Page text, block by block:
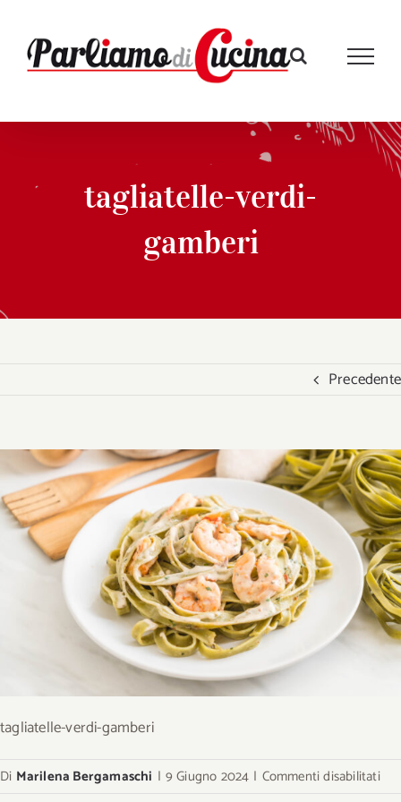
contenuto
tagliatelle-verdi-
gamberi
Precedente
tagliatelle-verdi-gamberi
Di Marilena Bergamaschi | 9 Giugno 2024 | Commenti disabilitatisu